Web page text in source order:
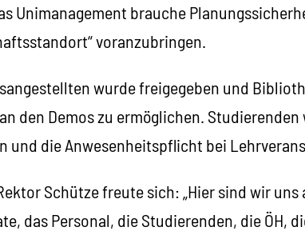
Unimanagement brauche
voranzubringen.
wurde freigegeben und
den Demos zu ermöglichen.
und die Anwesenheitspflicht bei
Schütze freute sich: „Hier sind wir
das Personal, die Studierenden, die ÖH,